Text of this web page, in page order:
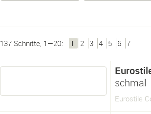
137 Schnitte, 1—20: 1 2 3 4 5 6 7
schmal
Eurostile